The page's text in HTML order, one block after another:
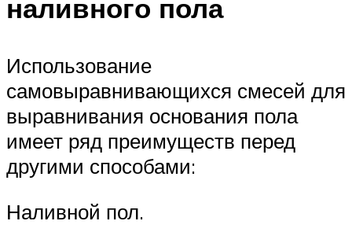
наливного пола
Использование
самовыравнивающихся смесей для
выравнивания основания пола
имеет ряд преимуществ перед
другими способами:
Наливной пол.